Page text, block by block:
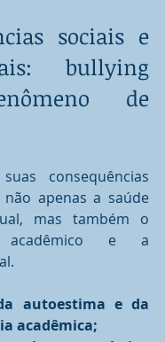
sociais e
bullying
de
consequências
apenas a saúde
mas também o
acadêmico e a
autoestima e da
acadêmica;